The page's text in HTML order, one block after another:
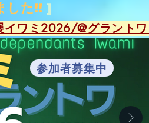
した!! ]
イワミ2026/@グラントワ
参加者募集中